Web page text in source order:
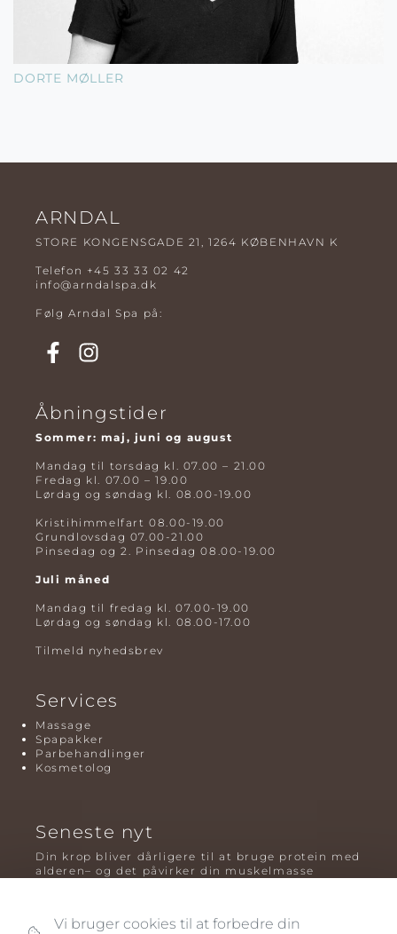
DORTE MØLLER
ARNDAL
STORE KONGENSGADE 21, 1264 KØBENHAVN K
Telefon +45 33 33 02 42
info@arndalspa.dk
Følg Arndal Spa på:
Åbningstider
Sommer: maj, juni og august
Mandag til torsdag kl. 07.00 – 21.00
Fredag kl. 07.00 – 19.00
Lørdag og søndag kl. 08.00-19.00
Kristihimmelfart 08.00-19.00
Grundlovsdag 07.00-21.00
Pinsedag og 2. Pinsedag 08.00-19.00
Juli måned
Mandag til fredag kl. 07.00-19.00
Lørdag og søndag kl. 08.00-17.00
Tilmeld nyhedsbrev
Services
Massage
Spapakker
Parbehandlinger
Kosmetolog
Seneste nyt
Din krop bliver dårligere til at bruge protein med
alderen– og det påvirker din muskelmasse
Vi bruger cookies til at forbedre din